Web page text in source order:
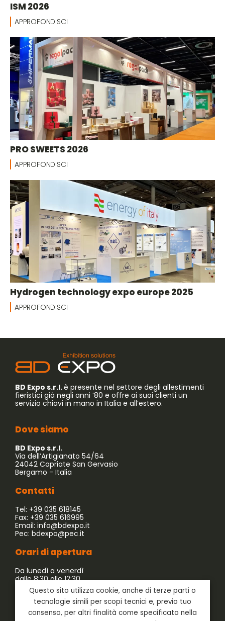
ISM 2026
APPROFONDISCI
PRO SWEETS 2026
APPROFONDISCI
Hydrogen technology expo europe 2025
APPROFONDISCI
BD Expo s.r.l.è presente nel settore degli allestimenti
fieristici già negli anni ’80 e offre ai suoi clienti un
servizio chiavi in mano in Italia e all’estero.
Dove siamo
BD Expo s.r.l.
Via dell’Artigianato 54/64
24042 Capriate San Gervasio
Bergamo - Italia
Contatti
Tel: +39 035 618145
Fax: +39 035 616995
Email: info@bdexpo.it
Pec: bdexpo@pec.it
Orari di apertura
Da lunedì a venerdì
dalle 8:30 alle 12:30
dalle 13:30 alle 17:30
Azienda associata a:
Questo sito utilizza cookie, anche di terze parti o
tecnologie simili per scopi tecnici e, previo tuo
consenso, per altri finalità come specificato nella